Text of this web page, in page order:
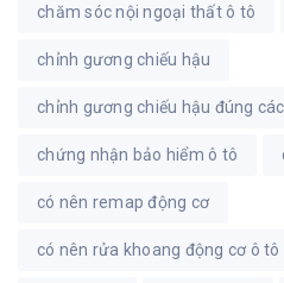
chăm sóc nội ngoại thất ô tô
chỉnh gương chiếu hậu
chỉnh gương chiếu hậu đúng
chứng nhận bảo hiểm ô tô
có nên remap động cơ
có nên rửa khoang động cơ ô tô